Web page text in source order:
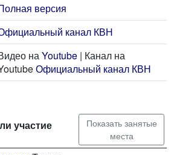
версия
канал КВН
наYoutube | Канал на
Официальный канал КВН
участие
Показать занятые
места